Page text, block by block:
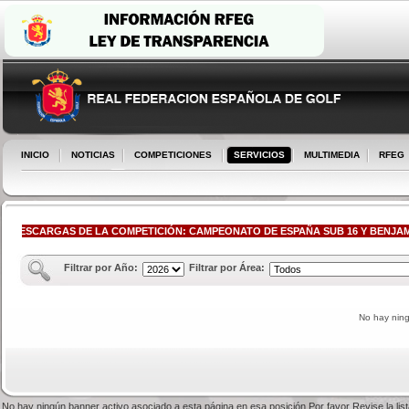
INICIO NOTICIAS COMPETICIONES SERVICIOS MULTIMEDIA RFEG
DESCARGAS DE LA COMPETICIÓN: CAMPEONATO DE ESPAÑA SUB 16 Y
Filtrar por Año: Filtrar por Área:
No hay
No hay ningún banner activo asociado a esta página en esa posición.Por favor Revise la